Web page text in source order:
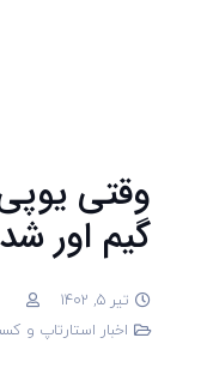
وقتی
گیم اور
تیر 5, 1402
اخبار استارتاپ و